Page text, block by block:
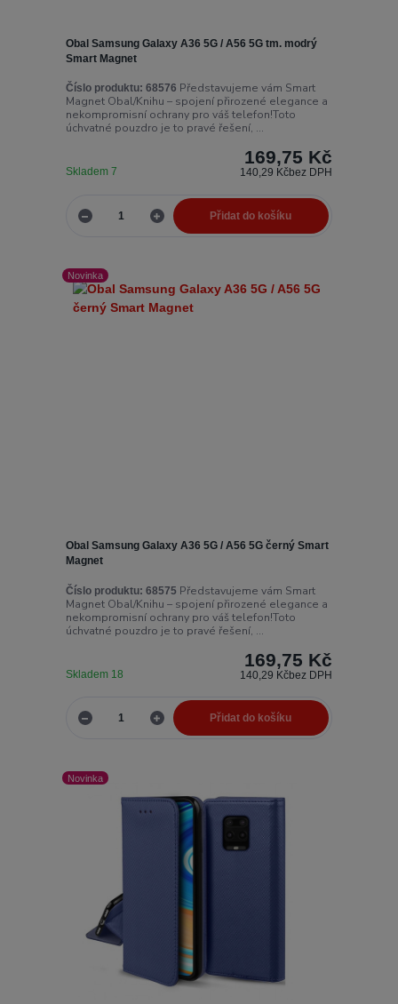
Obal Samsung Galaxy A36 5G / A56 5G tm. modrý
Smart Magnet
Číslo produktu: 68576 Představujeme vám Smart
Magnet Obal/Knihu – spojení přirozené elegance a
nekompromisní ochrany pro váš telefon!Toto
úchvatné pouzdro je to pravé řešení, ...
169,75 Kč
140,29 Kčbez DPH
Skladem 7
Přidat do košíku
Novinka
Obal Samsung Galaxy A36 5G / A56 5G černý Smart
Magnet
Číslo produktu: 68575 Představujeme vám Smart
Magnet Obal/Knihu – spojení přirozené elegance a
nekompromisní ochrany pro váš telefon!Toto
úchvatné pouzdro je to pravé řešení, ...
169,75 Kč
140,29 Kčbez DPH
Skladem 18
Přidat do košíku
Novinka